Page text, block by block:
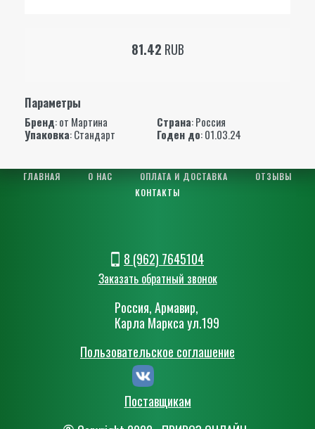
81.42 RUB
Параметры
Бренд:от Мартина Страна: Россия
Упаковка: Стандарт Годен до: 01.03.24
ГЛАВНАЯ О НАС ОПЛАТА И ДОСТАВКА
ОТЗЫВЫ
КОНТАКТЫ
8 (962) 7645104
Заказать обратный звонок
Россия, Армавир,
Карла Маркса ул.199
Пользовательское соглашение
Поставщикам